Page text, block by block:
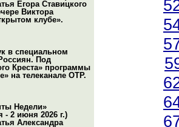
Егора Ставицкого
Виктора
клубе».
в специальном
Под
Креста» программы
на телеканале ОТР.
Недели»
- 2 июня 2026 г.)
Александра